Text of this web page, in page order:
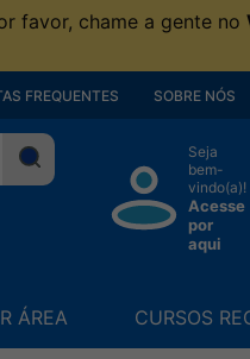
favor, chame a gente no
FREQUENTES SOBRE NÓS
Seja
bem-
vindo(a)!
Acesse
por
aqui
ÁREA CURSOS